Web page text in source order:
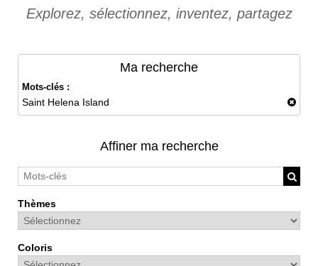
Explorez, sélectionnez, inventez, partagez
Ma recherche
Mots-clés :
Saint Helena Island
Affiner ma recherche
Thèmes
Coloris